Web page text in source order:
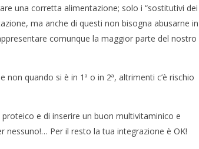
una corretta alimentazione; solo i “sostitutivi dei
ma anche di questi non bisogna abusarne in
comunque la maggior parte del nostro
quando si è in 1ª o in 2ª, altrimenti c’è rischio
e di inserire un buon multivitaminico e
nessuno!… Per il resto la tua integrazione è OK!